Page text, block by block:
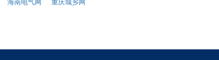
海南电气网 重庆城乡网